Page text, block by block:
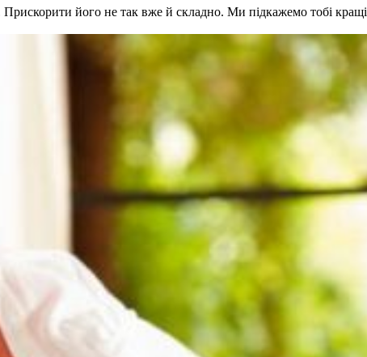
його не так вже й складно. Ми підкажемо тобі